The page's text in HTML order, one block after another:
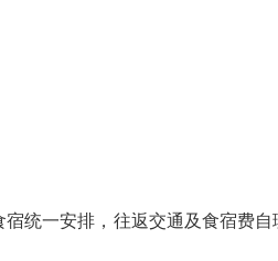
统一安排，往返交通及食宿费